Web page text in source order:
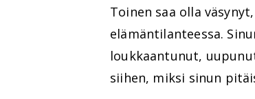
Toinen saa olla
elämäntilanteessa.
loukkaantunut,
siihen, miksi sinun